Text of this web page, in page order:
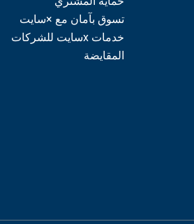
تسوق بآمان مع ×سايت
خدمات xسايت للشركات
المقايضة